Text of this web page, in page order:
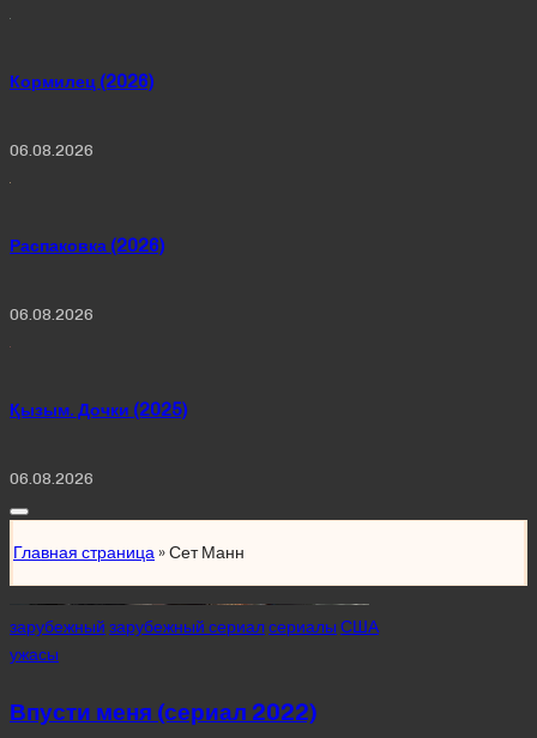
Кормилец (2026)
06.08.2026
Распаковка (2026)
06.08.2026
Қызым. Дочки (2025)
06.08.2026
Главная страница »Сет Манн
Posted
in
зарубежный зарубежный сериалсериалы США
ужасы
Впусти меня (сериал 2022)